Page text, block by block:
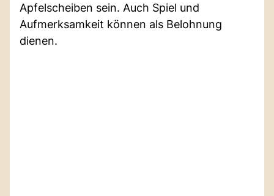
Apfelscheiben sein. Auch Spiel und
Aufmerksamkeit können als Belohnung
dienen.